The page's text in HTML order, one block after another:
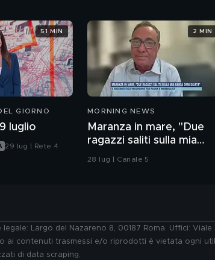
GIORNO
luglio
29 lug | Rete 4
51 MIN
MORNING NEWS
Maranza in mare, "Due
ragazzi saliti sulla mia
barca ormeggiata"
28 lug | Canale 5
2 MIN
Largo del Nazareno 8, 00187 Roma. Uffici:
ai contenuti trasmessi e/o riprodotti è vietata ogni
di data scraping.